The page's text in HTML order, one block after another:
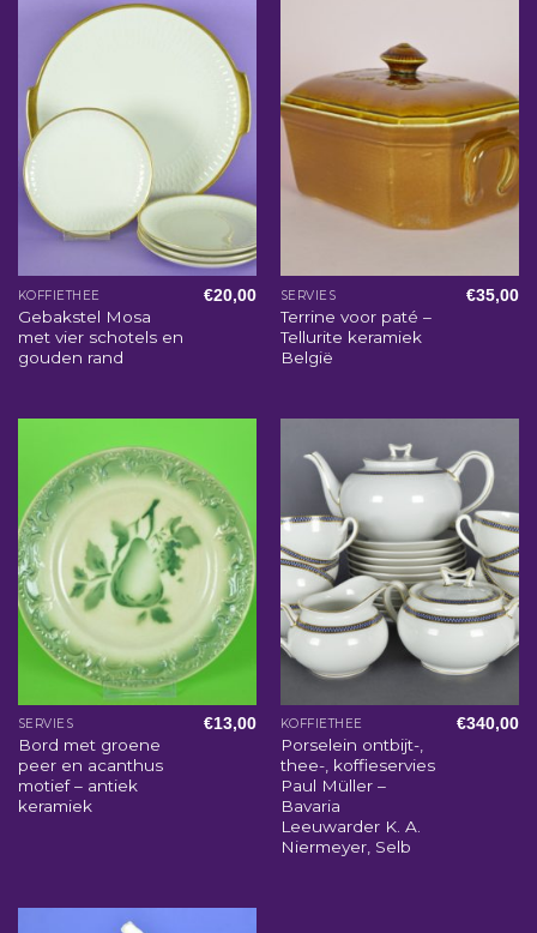
KOFFIETHEE
Gebakstel Mosa
met vier schotels en
gouden rand
€20,00 SERVIES
Terrine voor paté –
Tellurite keramiek
België
€35,00
SERVIES
Bord met groene
peer en acanthus
motief – antiek
keramiek
€13,00 KOFFIETHEE
Porselein ontbijt-,
thee-, koffieservies
Paul Müller –
Bavaria
Leeuwarder K. A.
Niermeyer, Selb
€340,00